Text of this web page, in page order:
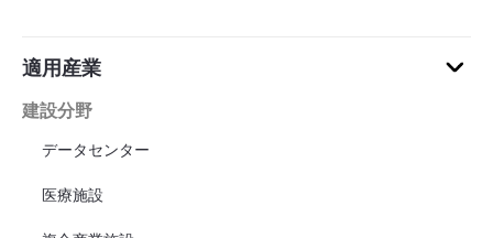
適用産業
建設分野
データセンター
医療施設